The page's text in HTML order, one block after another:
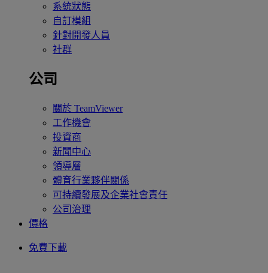
系統狀態
自訂模組
針對開發人員
社群
公司
關於 TeamViewer
工作機會
投資商
新聞中心
領導層
體育行業夥伴關係
可持續發展及企業社會責任
公司治理
價格
免費下載